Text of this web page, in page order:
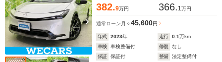
382.9万円 366. 1万円
通常ローン 月々45,600円
年式 2023年 走行 0.1万km
車検
車検整備付 修復
なし
保証
保証付 整備
法定整備付